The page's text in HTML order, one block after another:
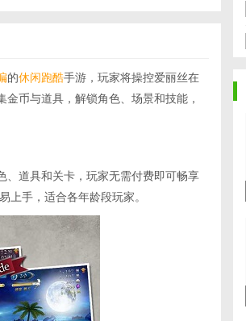
的休闲跑酷手游，玩家将操控爱丽丝在
币与道具，解锁角色、场景和技能，
、道具和关卡，玩家无需付费即可畅享
上手，适合各年龄段玩家。